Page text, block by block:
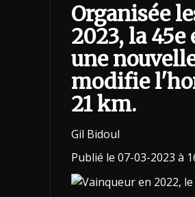
Organisée
2023, la
une
modifie
21 km.
Gil Bidoul
Publié le 07-03-2023 à